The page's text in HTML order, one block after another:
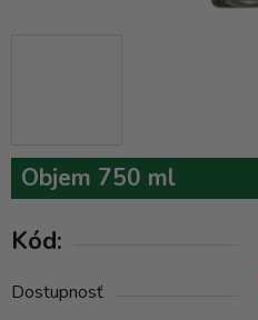
Objem 750 ml
Kód:
Dostupnosť